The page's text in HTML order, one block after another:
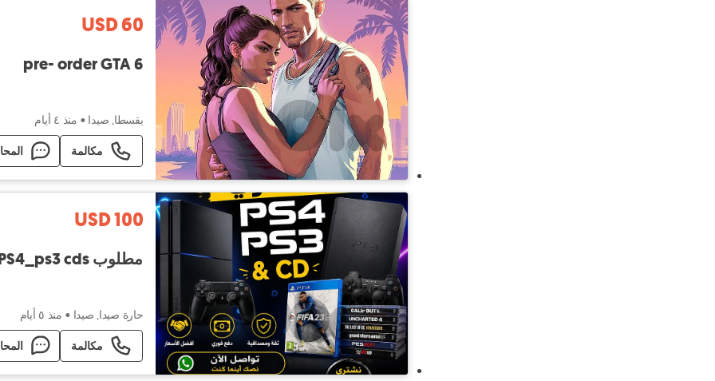
USD 60
pre- order GTA 6
بقسطا, صيدا • منذ ٤ أيام
مكالمة
USD 100
مطلوب PS4_ps3 cds
حارة صيدا, صيدا • منذ ٥ أيام
مكالمة